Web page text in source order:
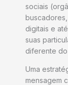
sociais
digitais e
suas
diferente
Uma
mensagem